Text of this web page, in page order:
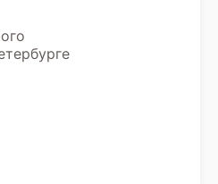
всех
включая заключение